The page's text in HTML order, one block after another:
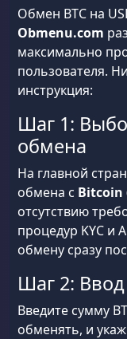
Обмен BTC на
Obmenu.com
максимально
пользователя.
инструкция:
Шаг 1:
обмена
На главной
обмена с Bitcoin
отсутствию
процедур KYC и
обмену сразу
Шаг 2:
Введите сумму
обменять, и